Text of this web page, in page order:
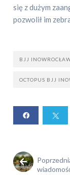
się z dużym
pozwolił im
BJJ
OCTOPUS BJJ